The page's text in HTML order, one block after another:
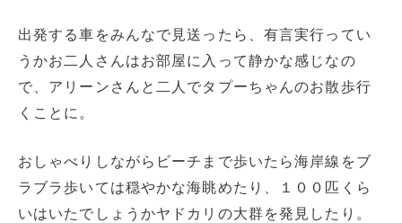
出発する車をみんなで見送ったら、有言実行ってい
うかお二人さんはお部屋に入って静かな感じなの
で、アリーンさんと二人でタプーちゃんのお散歩行
くことに。
おしゃべりしながらビーチまで歩いたら海岸線をブ
ラブラ歩いては穏やかな海眺めたり、１００匹くら
いはいたでしょうかヤドカリの大群を発見したり。